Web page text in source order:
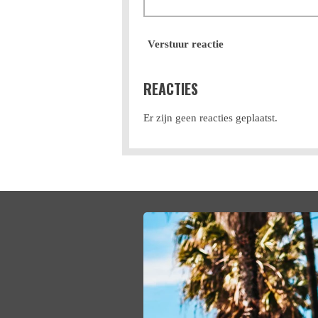
Verstuur reactie
REACTIES
Er zijn geen reacties geplaatst.